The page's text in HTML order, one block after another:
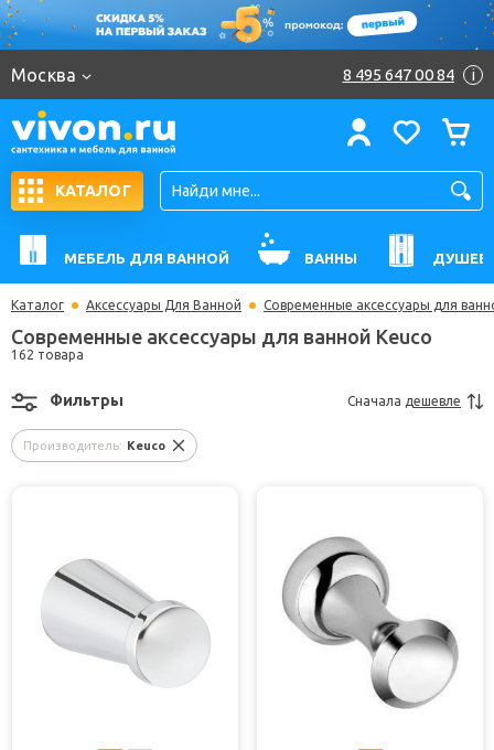
Москва 8 495 647 00 84 i
КАТАЛОГ
МЕБЕЛЬ ДЛЯ ВАННОЙ ВАННЫ
Каталог Аксессуары Для Ванной Современные аксессуары для
Современные аксессуары для ванной Keuco
162 товара
Производитель: Keuco
Фильтры Сначала дешевле